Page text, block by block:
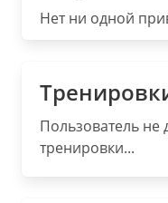
Нет ни одной
Пользователь
тренировки...